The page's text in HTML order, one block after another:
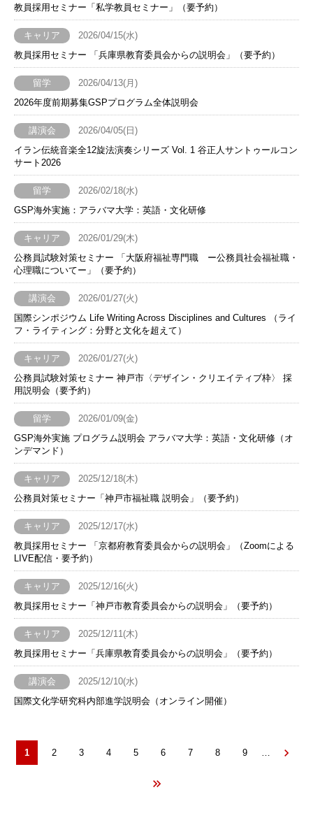
教員採用セミナー「私学教員セミナー」（要予約）
2026/04/15(水)
キャリア
教員採用セミナー 「兵庫県教育委員会からの説明会」（要予約）
2026/04/13(月)
留学
2026年度前期募集GSPプログラム全体説明会
2026/04/05(日)
講演会
イラン伝統音楽全12旋法演奏シリーズ Vol. 1 谷正人サントゥールコン
サート2026
2026/02/18(水)
留学
GSP海外実施：アラバマ大学：英語・文化研修
2026/01/29(木)
キャリア
公務員試験対策セミナー 「大阪府福祉専門職 ー公務員社会福祉職・
心理職についてー」（要予約）
2026/01/27(火)
講演会
国際シンポジウム Life Writing Across Disciplines and Cultures （ライ
フ・ライティング：分野と文化を超えて）
2026/01/27(火)
キャリア
公務員試験対策セミナー 神戸市〈デザイン・クリエイティブ枠〉 採
用説明会（要予約）
2026/01/09(金)
留学
GSP海外実施 プログラム説明会 アラバマ大学：英語・文化研修（オ
ンデマンド）
2025/12/18(木)
キャリア
公務員対策セミナー「神戸市福祉職 説明会」（要予約）
2025/12/17(水)
キャリア
教員採用セミナー 「京都府教育委員会からの説明会」（Zoomによる
LIVE配信・要予約）
2025/12/16(火)
キャリア
教員採用セミナー「神戸市教育委員会からの説明会」（要予約）
2025/12/11(木)
キャリア
教員採用セミナー「兵庫県教育委員会からの説明会」（要予約）
2025/12/10(水)
講演会
国際文化学研究科内部進学説明会（オンライン開催）
ペ
カ
レ
1 Page
2 Page
3 Page
4 Page
5 Page
6 Page
7 Page
8 Page
9 …